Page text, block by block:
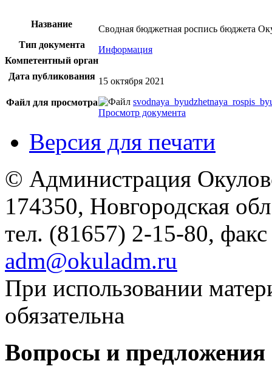
Название
Сводная бюджетная роспись бюджета
Тип документа
Информация
Компетентный орган
Дата публикования 15 октября 2021
Файл для просмотра
Просмотр документа
Версия для печати
© Администрация
174350, Новгородская
тел. (81657) 2-15-80,
adm@okuladm.ru
При использовании
обязательна
Вопросы и